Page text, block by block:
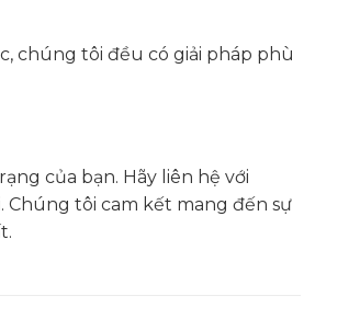
chúng tôi đều có giải pháp phù
của bạn. Hãy liên hệ với
tôi cam kết mang đến sự